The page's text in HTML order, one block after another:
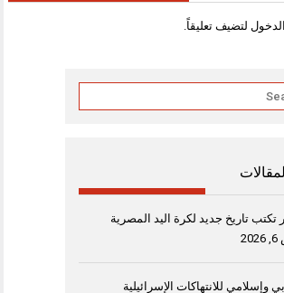
لتضيف تعليقاً.
تكتب تاريخ جديد لكرة اليد المصرية
للانتهاكات الإسرائيلية